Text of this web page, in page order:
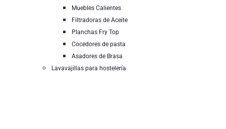
Muebles Calientes
Filtradoras de Aceite
Planchas Fry Top
Cocedores de pasta
Asadores de Brasa
Lavavajillas para hostelería